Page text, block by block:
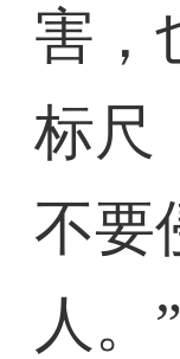
害，
标尺
不要
人。